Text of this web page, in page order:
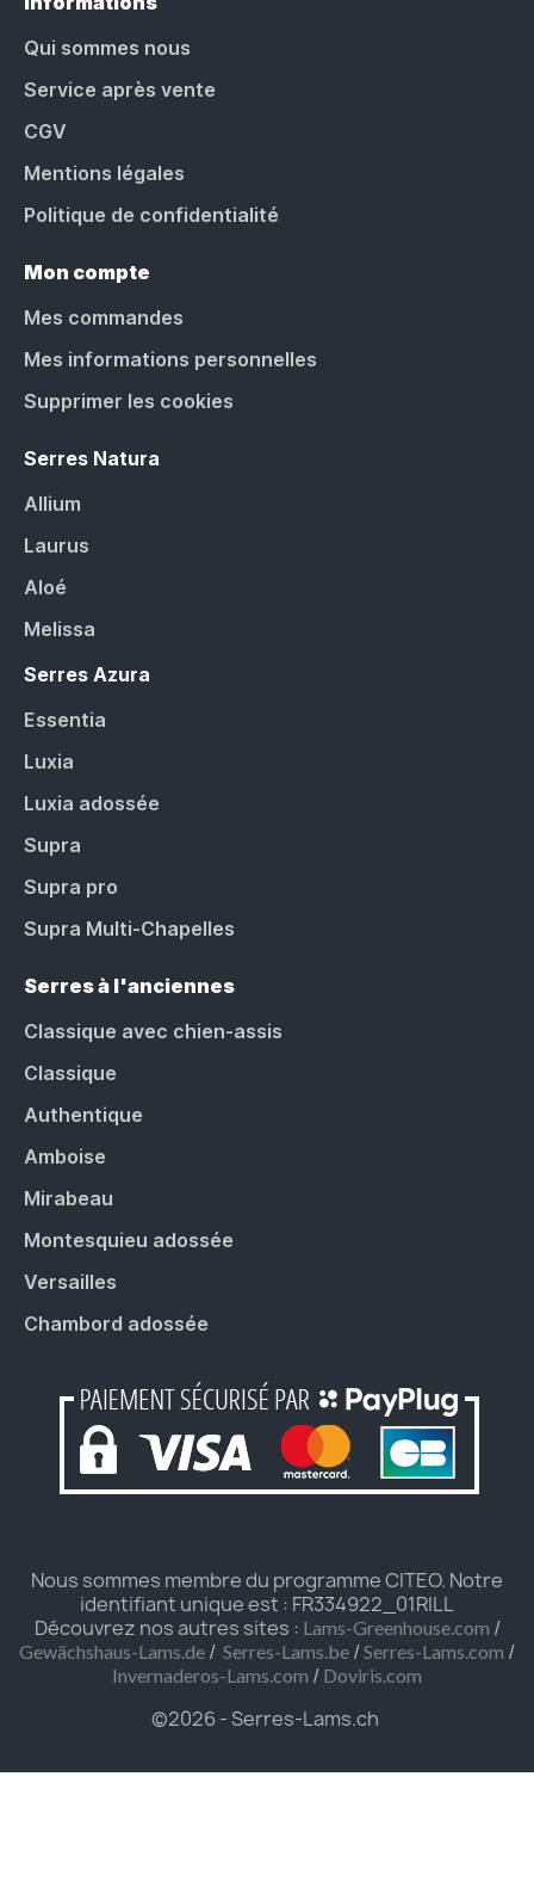
Qui sommes nous
Service après vente
CGV
Mentions légales
Politique de confidentialité
Mon compte
Mes commandes
Mes informations personnelles
Supprimer les cookies
Serres Natura
Allium
Laurus
Aloé
Melissa
Serres Azura
Essentia
Luxia
Luxia adossée
Supra
Supra pro
Supra Multi-Chapelles
Serres à l'anciennes
Classique avec chien-assis
Classique
Authentique
Amboise
Mirabeau
Montesquieu adossée
Versailles
Chambord adossée
Nous sommes membre du programme CITEO. Notre
identifiant unique est : FR334922_01RILL
Découvrez nos autres sites : Lams-Greenhouse.com /
Gewächshaus-Lams.de / Serres-Lams.be / Serres-Lams.com /
Invernaderos-Lams.com / Doviris.com
©2026 - Serres-Lams.ch